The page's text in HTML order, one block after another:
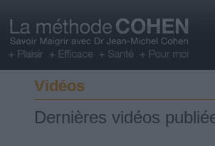
Vidéos
Dernières vidéos